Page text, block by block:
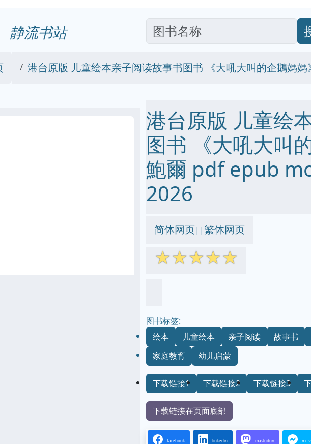
静流书站
港台原版 儿童绘本亲子阅读故事书图书 《大吼大叫的企鵝媽媽
港台原版 儿童绘
图书 《大吼大叫
鮑爾 pdf epub
2026
简体网页||繁体网页
☆☆☆☆☆
图书标签:
绘本
儿童绘本 亲子阅读
故事书
家庭教育
幼儿启蒙
下载链接1 下载链接2 下载链接3
下载链接在页面底部
facebook linkedin mastodon